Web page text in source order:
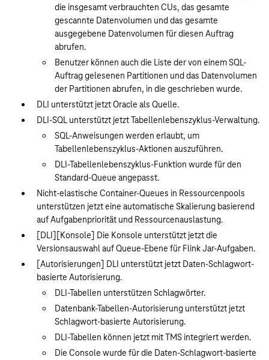
die insgesamt verbrauchten CUs, das gesamte
gescannte Datenvolumen und das gesamte
ausgegebene Datenvolumen für diesen Auftrag
abrufen.
Benutzer können auch die Liste der von einem SQL-
Auftrag gelesenen Partitionen und das Datenvolumen
der Partitionen abrufen, in die geschrieben wurde.
DLI unterstützt jetzt Oracle als Quelle.
DLI-SQL unterstützt jetzt Tabellenlebenszyklus-Verwaltung.
SQL-Anweisungen werden erlaubt, um
Tabellenlebenszyklus-Aktionen auszuführen.
DLI-Tabellenlebenszyklus-Funktion wurde für den
Standard-Queue angepasst.
Nicht-elastische Container-Queues in Ressourcenpools
unterstützen jetzt eine automatische Skalierung basierend
auf Aufgabenpriorität und Ressourcenauslastung.
[DLI][Konsole] Die Konsole unterstützt jetzt die
Versionsauswahl auf Queue-Ebene für Flink Jar-Aufgaben.
[Autorisierungen] DLI unterstützt jetzt Daten-Schlagwort-
basierte Autorisierung.
DLI-Tabellen unterstützen Schlagwörter.
Datenbank-Tabellen-Autorisierung unterstützt jetzt
Schlagwort-basierte Autorisierung.
DLI-Tabellen können jetzt mit TMS integriert werden.
Die Console wurde für die Daten-Schlagwort-basierte